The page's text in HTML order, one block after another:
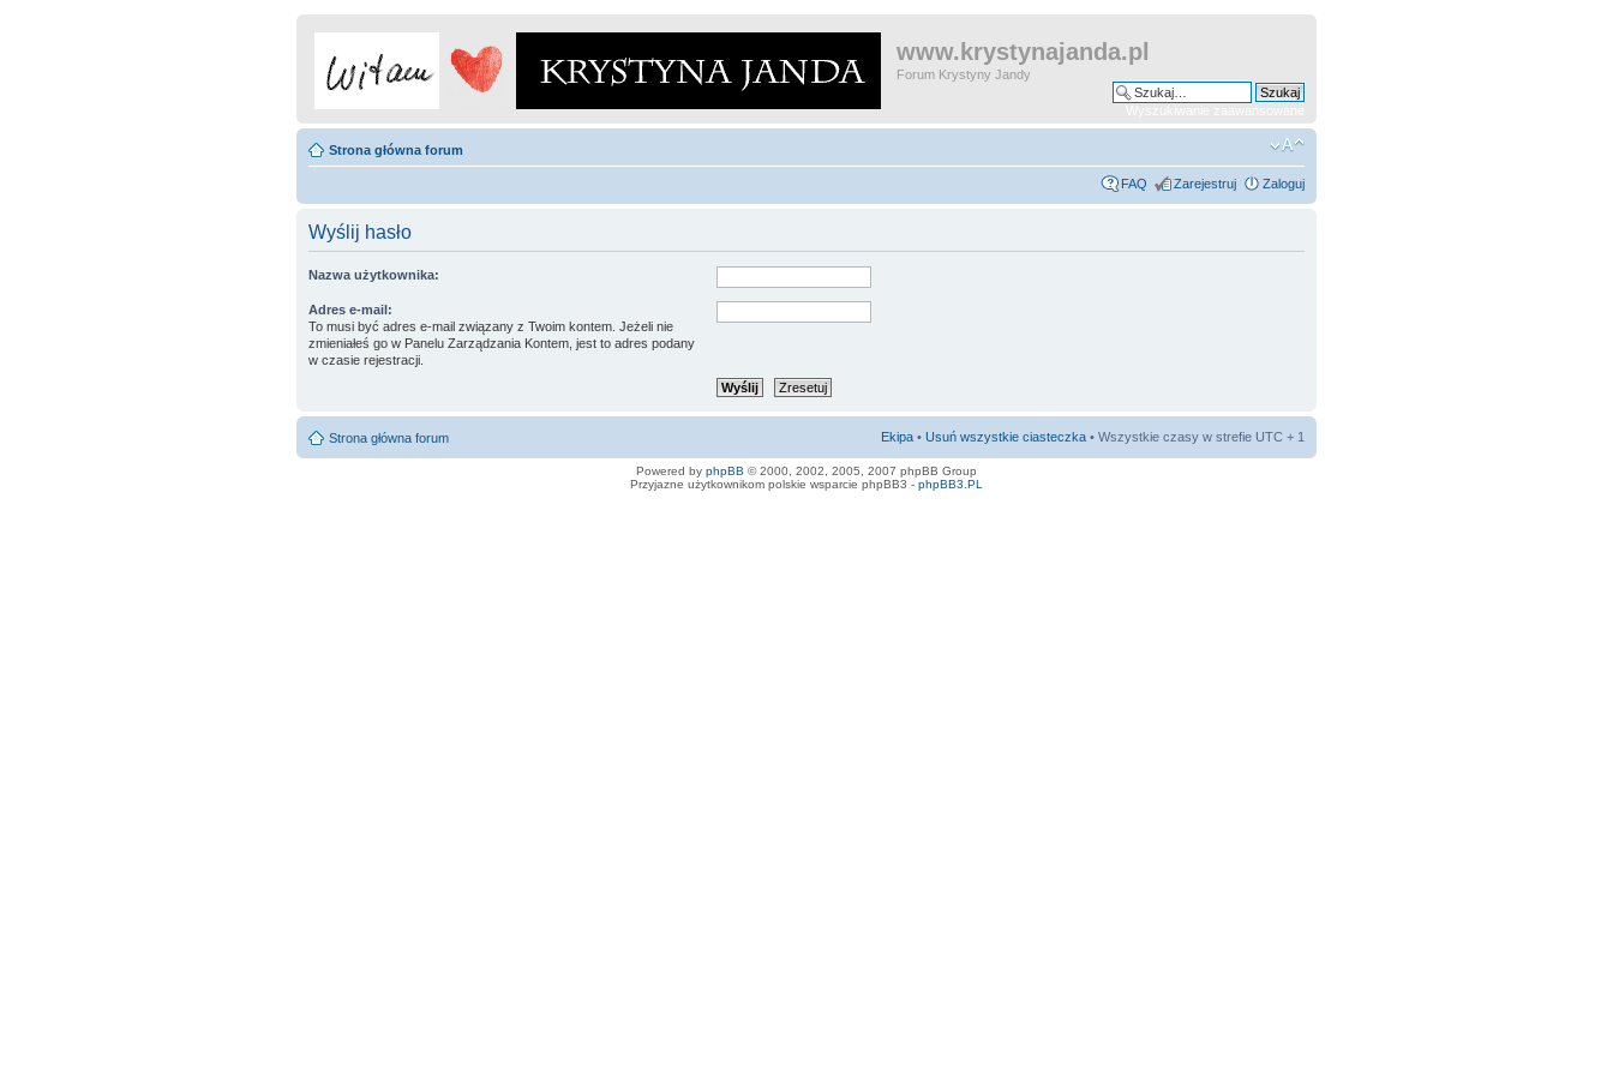
www.krystynajanda.pl
Forum Krystyny Jandy
Strona główna forum
FAQ Zarejestruj Zaloguj
Wyślij hasło
Nazwa użytkownika:
Adres e-mail:
To musi być adres e-mail związany z Twoim kontem. Jeżeli nie
zmieniałeś go w Panelu Zarządzania Kontem, jest to adres podany
w czasie rejestracji.
Strona główna forum Ekipa • Usuń wszystkie ciasteczka • Wszystkie czasy w strefie UTC + 1
Powered by phpBB © 2000, 2002, 2005, 2007 phpBB Group
Przyjazne użytkownikom polskie wsparcie phpBB3 - phpBB3.PL